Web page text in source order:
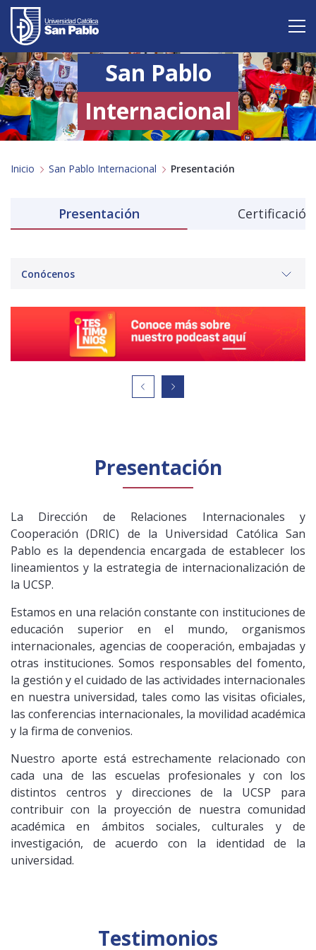
Vive San Pablo
Admisión
Carreras
Postgrado
Servicio y proyección a la sociedad
Alumnos Profesores Antiguos Alumnos Padres
Empresas
Licenciamiento Biblioteca
Noticias
San Pablo
Internacional
Inicio San Pablo Internacional Presentación
Presentación Certificación
Conócenos
Presentación
La Dirección de Relaciones Internacionales y
Cooperación (DRIC) de la Universidad Católica San
Pablo es la dependencia encargada de establecer los
lineamientos y la estrategia de internacionalización de
la UCSP.
Estamos en una relación constante con instituciones de
educación superior en el mundo, organismos
internacionales, agencias de cooperación, embajadas y
otras instituciones. Somos responsables del fomento,
la gestión y el cuidado de las actividades internacionales
en nuestra universidad, tales como las visitas oficiales,
las conferencias internacionales, la movilidad académica
y la firma de convenios.
Nuestro aporte está estrechamente relacionado con
cada una de las escuelas profesionales y con los
distintos centros y direcciones de la UCSP para
contribuir con la proyección de nuestra comunidad
académica en ámbitos sociales, culturales y de
investigación, de acuerdo con la identidad de la
universidad.
Testimonios